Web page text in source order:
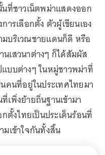
นที่ชาวเน็ตพม่าแสดงออก
ารเลือกตั้ง ตัวผู้เขียนเอง
บริเวณชายแดนก็ดี หรือ
เสวนาต่างๆ ก็ได้สัมผัส
บบต่างๆ ในหมู่ชาวพม่าที่
คนที่อยู่ในประเทศไทยมา
พิ่งย้ายถิ่นฐานเข้ามา
ตั้งไทยเป็นประเด็นร้อนที่
เข้าใจกันทั้งสิ้น